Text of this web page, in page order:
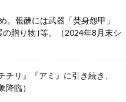
。報酬には武器「焚身怨甲」
贈り物｣等。（2024年8月末シ
リ』『アミ』に引き続き、
臨）